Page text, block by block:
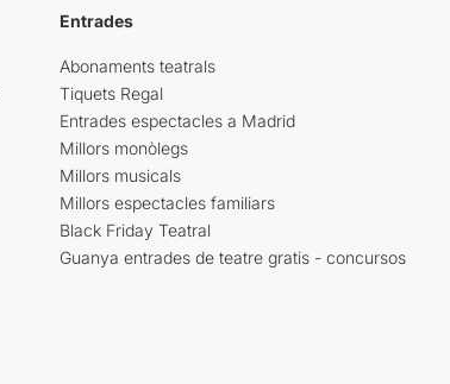
Entrades
Abonaments teatrals
Tiquets Regal
Entrades espectacles a Madrid
Millors monòlegs
Millors musicals
Millors espectacles familiars
Black Friday Teatral
Guanya entrades de teatre gratis - concursos